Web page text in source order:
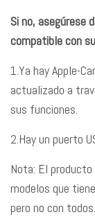
Si no, asegúrese
compatible con
1.Ya hay Apple-
actualizado a
sus funciones.
2.Hay un puerto
Nota: El
modelos que
pero no con